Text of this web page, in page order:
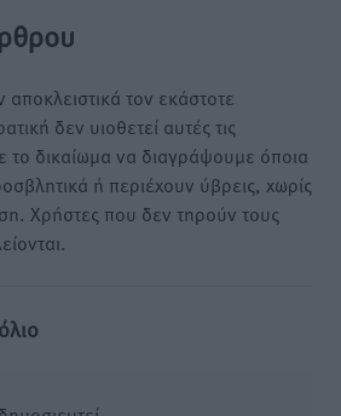
τον εκάστοτε
δεν υιοθετεί αυτές τις
το δικαίωμα να διαγράψουμε όποια
ή περιέχουν ύβρεις, χωρίς
Χρήστες που δεν τηρούν τους